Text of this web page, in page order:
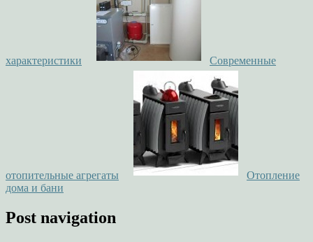
характеристики Современные
отопительные агрегаты
Отопление
дома и бани
Post navigation